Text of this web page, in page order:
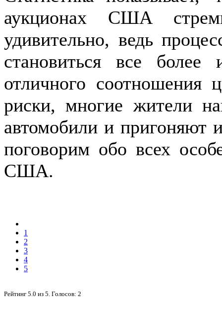
аукционах США
удивительно, ведь
становиться все
отличного соотношения
риски, многие жители
автомобили и
поговорим обо всех
США.
1
2
3
4
5
Рейтинг 5.0 из 5 . Голосов: 2